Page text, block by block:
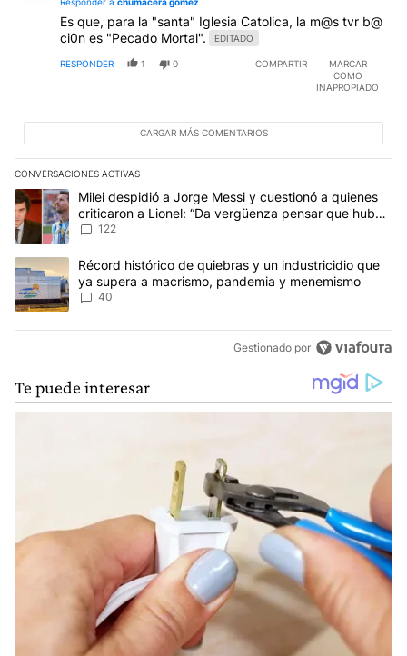
Es que, para la "santa" Iglesia Catolica, la m@s tvr b@
ci0n es "Pecado Mortal".
EDITADO
RESPONDER 1 0 COMPARTIR
MARCAR
COMO
INAPROPIADO
CARGAR MÁS COMENTARIOS
CONVERSACIONES ACTIVAS
Este listado muestra los artículos con más comentarios en los
Un artículo de tendencia con el título "Milei despidió a Jorge
Milei despidió a Jorge Messi y cuestionó a quienes
criticaron a Lionel: “Da vergüenza pensar que hubo
anti-Messi”
122
Un artículo de tendencia con el título "Récord histórico de
Récord histórico de quiebras y un industricidio que
ya supera a macrismo, pandemia y menemismo
40
Gestionado por